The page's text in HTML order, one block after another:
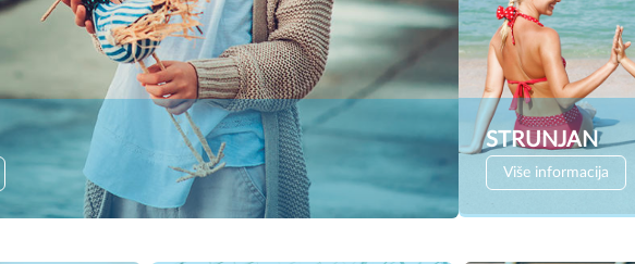
STRUNJAN
Više informacija